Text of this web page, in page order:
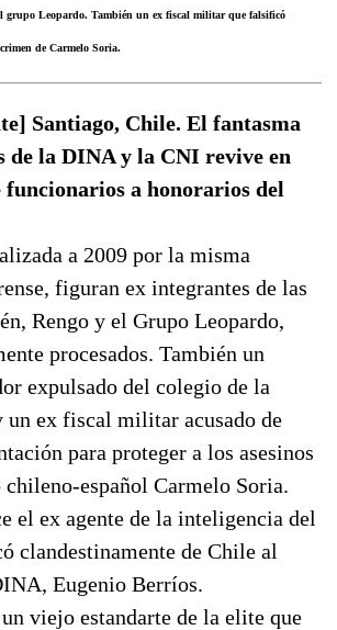
grupo Leopardo. También un ex fiscal militar que falsificó
de Carmelo Soria.
Santiago, Chile. El fantasma
de la DINA y la CNI revive en
funcionarios a honorarios del
a 2009 por la misma
figuran ex integrantes de las
Rengo y el Grupo Leopardo,
procesados. También un
expulsado del colegio de la
un ex fiscal militar acusado de
para proteger a los asesinos
español Carmelo Soria.
el ex agente de la inteligencia del
clandestinamente de Chile al
Eugenio Berríos.
viejo estandarte de la elite que